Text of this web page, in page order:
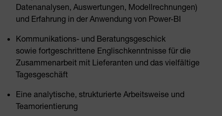
Datenanalysen, Auswertungen, Modellrechnungen)
und Erfahrung in der Anwendung von Power-BI
Kommunikations- und Beratungsgeschick
sowie fortgeschrittene Englischkenntnisse für die
Zusammenarbeit mit Lieferanten und das vielfältige
Tagesgeschäft
Eine analytische, strukturierte Arbeitsweise und
Teamorientierung